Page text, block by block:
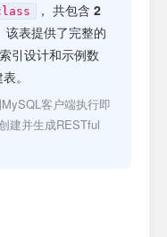
， 共包含 2
该表提供了完整的
引设计和示例数
。
客户端执行即
建并生成RESTful